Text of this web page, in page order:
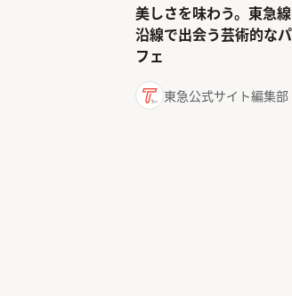
美しさを味わう。東急線
沿線で出会う芸術的なパ
フェ
東急公式サイト編集部